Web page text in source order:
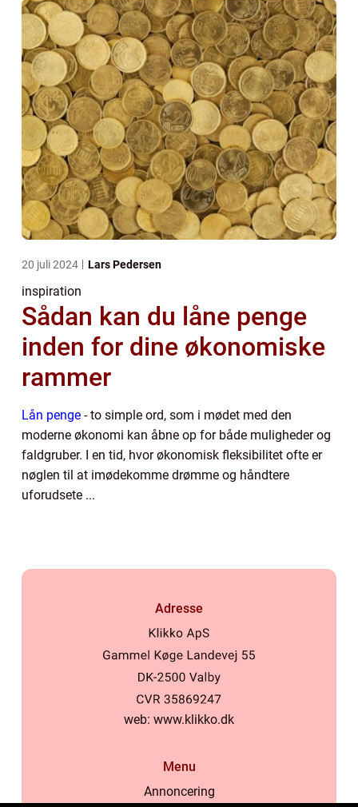
20 juli 2024 Lars Pedersen
inspiration
Sådan kan du låne penge
inden for dine økonomiske
rammer
Lån penge - to simple ord, som i mødet med den
moderne økonomi kan åbne op for både muligheder og
faldgruber. I en tid, hvor økonomisk fleksibilitet ofte er
nøglen til at imødekomme drømme og håndtere
uforudsete ...
Adresse
web: www.klikko.dk
Menu
Annoncering